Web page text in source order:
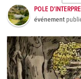
POLE
événement